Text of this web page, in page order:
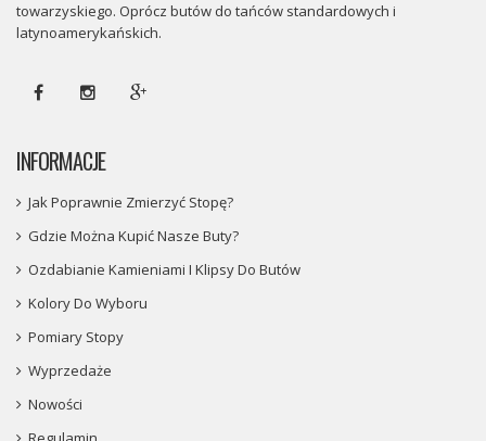
towarzyskiego. Oprócz butów do tańców standardowych i
latynoamerykańskich.
INFORMACJE
Jak Poprawnie Zmierzyć Stopę?
Gdzie Można Kupić Nasze Buty?
Ozdabianie Kamieniami I Klipsy Do Butów
Kolory Do Wyboru
Pomiary Stopy
Wyprzedaże
Nowości